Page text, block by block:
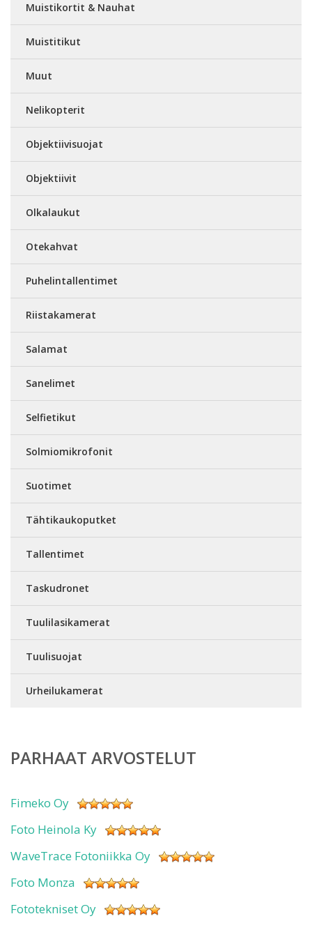
Muistikortit & Nauhat
Muistitikut
Muut
Nelikopterit
Objektiivisuojat
Objektiivit
Olkalaukut
Otekahvat
Puhelintallentimet
Riistakamerat
Salamat
Sanelimet
Selfietikut
Solmiomikrofonit
Suotimet
Tähtikaukoputket
Tallentimet
Taskudronet
Tuulilasikamerat
Tuulisuojat
Urheilukamerat
PARHAAT ARVOSTELUT
Fimeko Oy
Foto Heinola Ky
WaveTrace Fotoniikka Oy
Foto Monza
Fototekniset Oy